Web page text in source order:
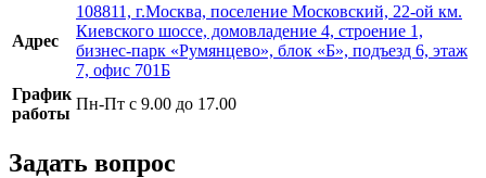
Адрес
108811, г.Москва, поселение Московский, 22-ой км.
Киевского шоссе, домовладение 4, строение 1,
бизнес-парк «Румянцево», блок «Б», подъезд 6, этаж
7, офис 701Б
График
работы
Пн-Пт с 9.00 до 17.00
Задать вопрос